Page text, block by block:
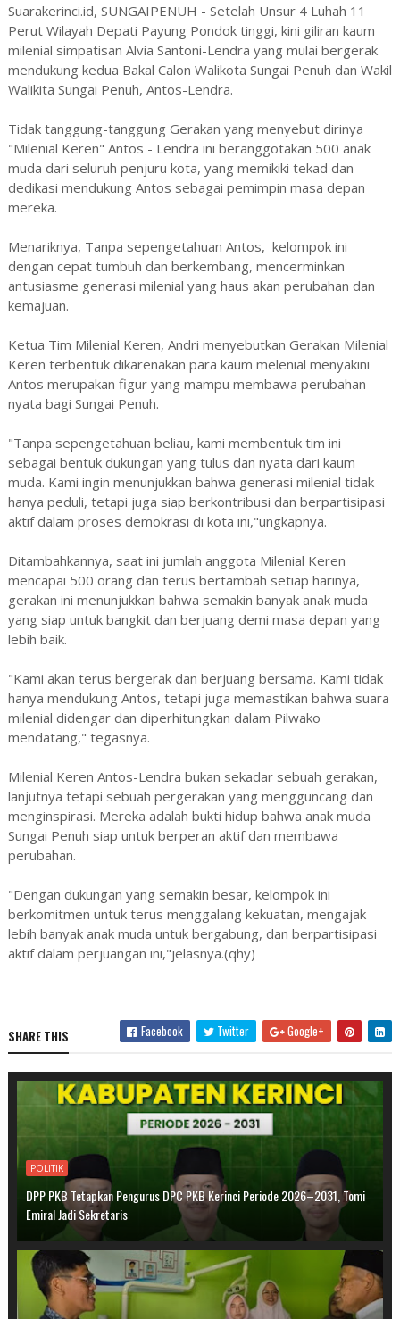
Suarakerinci.id, SUNGAIPENUH - Setelah Unsur 4 Luhah 11
Perut Wilayah Depati Payung Pondok tinggi, kini giliran kaum
milenial simpatisan Alvia Santoni-Lendra yang mulai bergerak
mendukung kedua Bakal Calon Walikota Sungai Penuh dan Wakil
Walikita Sungai Penuh, Antos-Lendra.
Tidak tanggung-tanggung Gerakan yang menyebut dirinya
"Milenial Keren" Antos - Lendra ini beranggotakan 500 anak
muda dari seluruh penjuru kota, yang memikiki tekad dan
dedikasi mendukung Antos sebagai pemimpin masa depan
mereka.
Menariknya, Tanpa sepengetahuan Antos, kelompok ini
dengan cepat tumbuh dan berkembang, mencerminkan
antusiasme generasi milenial yang haus akan perubahan dan
kemajuan.
Ketua Tim Milenial Keren, Andri menyebutkan Gerakan Milenial
Keren terbentuk dikarenakan para kaum melenial menyakini
Antos merupakan figur yang mampu membawa perubahan
nyata bagi Sungai Penuh.
"Tanpa sepengetahuan beliau, kami membentuk tim ini
sebagai bentuk dukungan yang tulus dan nyata dari kaum
muda. Kami ingin menunjukkan bahwa generasi milenial tidak
hanya peduli, tetapi juga siap berkontribusi dan berpartisipasi
aktif dalam proses demokrasi di kota ini,"ungkapnya.
Ditambahkannya, saat ini jumlah anggota Milenial Keren
mencapai 500 orang dan terus bertambah setiap harinya,
gerakan ini menunjukkan bahwa semakin banyak anak muda
yang siap untuk bangkit dan berjuang demi masa depan yang
lebih baik.
"Kami akan terus bergerak dan berjuang bersama. Kami tidak
hanya mendukung Antos, tetapi juga memastikan bahwa suara
milenial didengar dan diperhitungkan dalam Pilwako
mendatang," tegasnya.
Milenial Keren Antos-Lendra bukan sekadar sebuah gerakan,
lanjutnya tetapi sebuah pergerakan yang mengguncang dan
menginspirasi. Mereka adalah bukti hidup bahwa anak muda
Sungai Penuh siap untuk berperan aktif dan membawa
perubahan.
"Dengan dukungan yang semakin besar, kelompok ini
berkomitmen untuk terus menggalang kekuatan, mengajak
lebih banyak anak muda untuk bergabung, dan berpartisipasi
aktif dalam perjuangan ini,"jelasnya.(qhy)
SHARE THIS Facebook Twitter Google+
POLITIK
DPP PKB Tetapkan Pengurus DPC PKB Kerinci Periode 2026–2031, Tomi
Emiral Jadi Sekretaris